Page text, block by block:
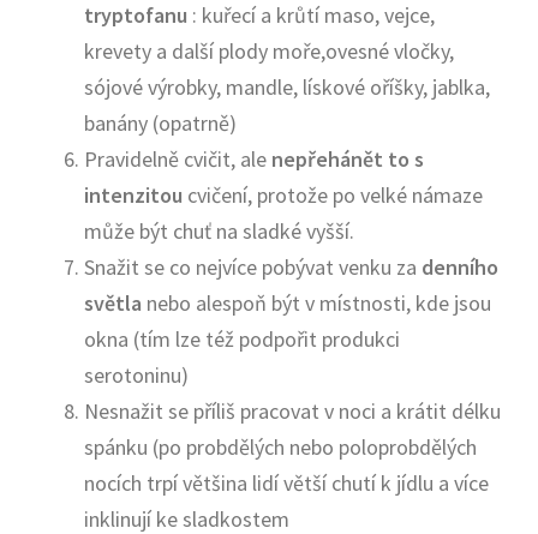
tryptofanu : kuřecí a krůtí maso, vejce,
krevety a další plody moře,ovesné vločky,
sójové výrobky, mandle, lískové oříšky, jablka,
banány (opatrně)
Pravidelně cvičit, ale nepřehánět to s
intenzitou cvičení, protože po velké námaze
může být chuť na sladké vyšší.
Snažit se co nejvíce pobývat venku za denního
světla nebo alespoň být v místnosti, kde jsou
okna (tím lze též podpořit produkci
serotoninu)
Nesnažit se příliš pracovat v noci a krátit délku
spánku (po probdělých nebo poloprobdělých
nocích trpí většina lidí větší chutí k jídlu a více
inklinují ke sladkostem